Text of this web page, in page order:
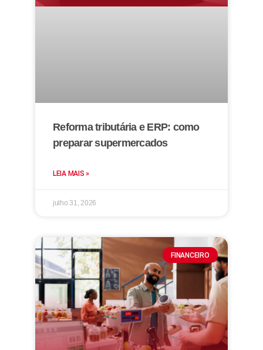
Reforma tributária e ERP: como
preparar supermercados
LEIA MAIS »
julho 31, 2026
FINANCEIRO